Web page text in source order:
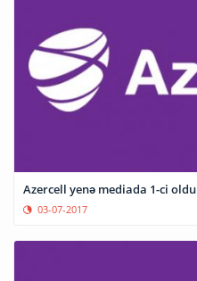
Azercell yenə mediada 1-ci oldu
03-07-2017